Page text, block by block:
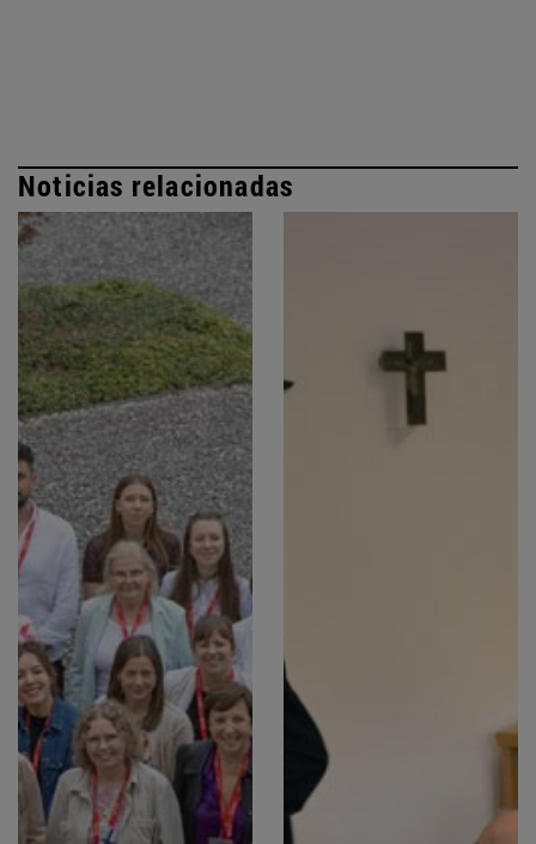
Noticias relacionadas